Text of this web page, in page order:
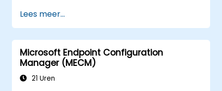
Lees meer...
Microsoft Endpoint Configuration
Manager (MECM)
21 Uren